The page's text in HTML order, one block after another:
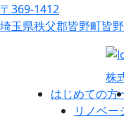
〒369-1412
埼玉県秩父郡皆野町皆
株
はじめての方
リノベー